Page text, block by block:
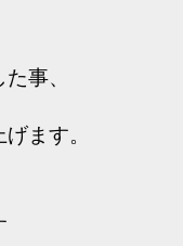
事、
ます。